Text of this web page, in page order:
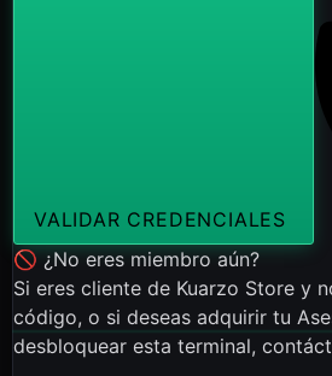
VALIDAR CREDENCIALES
🚫 ¿No eres miembro aún?
Si eres cliente de Kuarzo Store y
código, o si deseas adquirir tu
desbloquear esta terminal,